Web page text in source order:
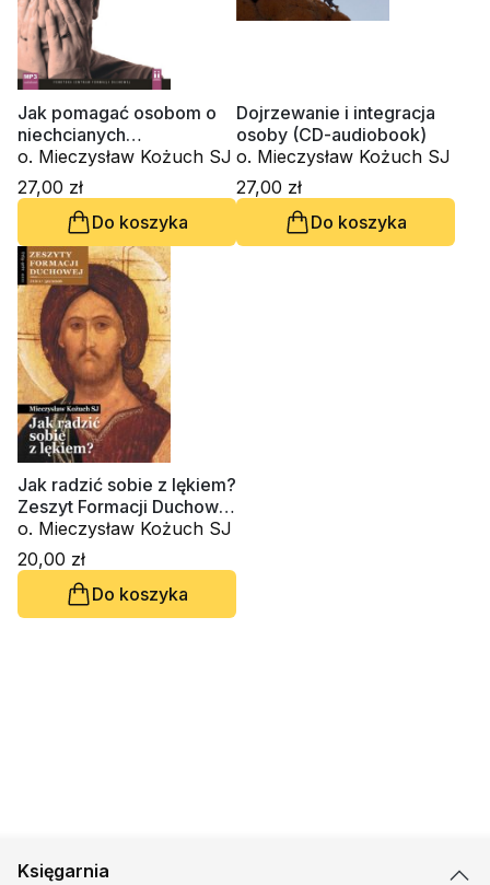
Jak pomagać osobom o
niechcianych
skłonnościach
homoseksualnych? (CD-
audiobook)
o. Mieczysław Kożuch SJ
27,00 zł
Do koszyka
Dojrzewanie i integracja
osoby (CD-audiobook)
o. Mieczysław Kożuch SJ
27,00 zł
Do koszyka
Jak radzić sobie z lękiem?
Zeszyt Formacji Duchowej
nr 30
o. Mieczysław Kożuch SJ
20,00 zł
Do koszyka
Księgarnia